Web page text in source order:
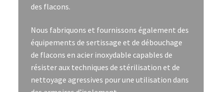
des flacons.
Nous fabriquons et fournissons également des
équipements de sertissage et de débouchage
de flacons en acier inoxydable capables de
résister aux techniques de stérilisation et de
nettoyage agressives pour une utilisation dans